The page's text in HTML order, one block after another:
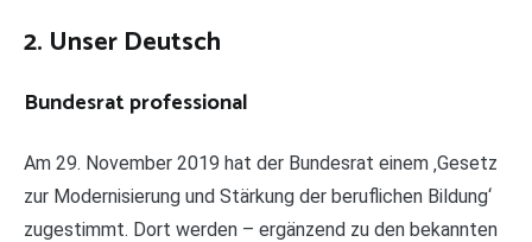
2. Unser Deutsch
Bundesrat professional
Am 29. November 2019 hat der Bundesrat einem ‚Gesetz
zur Modernisierung und Stärkung der beruflichen Bildung‘
zugestimmt. Dort werden – ergänzend zu den bekannten